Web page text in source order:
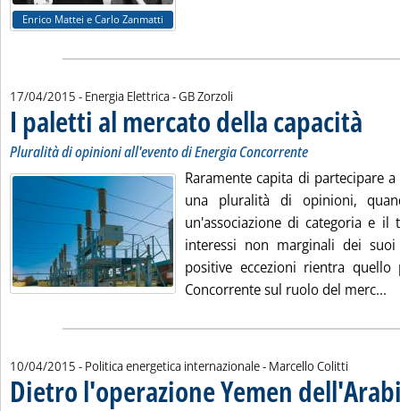
Enrico Mattei e Carlo Zanmatti
17/04/2015 - Energia Elettrica -di:
GB Zorzoli
I paletti al mercato della capacità
Pluralità di opinioni all'evento di Energia Concorrente
Raramente capita di partecipare
una pluralità di opinioni,
un'associazione di categoria e il
interessi non marginali dei suoi
positive eccezioni rientra quello
Concorrente sul ruolo del merc...
10/04/2015 - Politica energetica internazionale - di:
Marcello Colitti
Dietro l'operazione Yemen